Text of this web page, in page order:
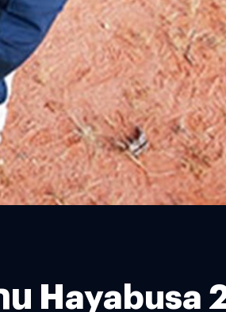
Hayabusa